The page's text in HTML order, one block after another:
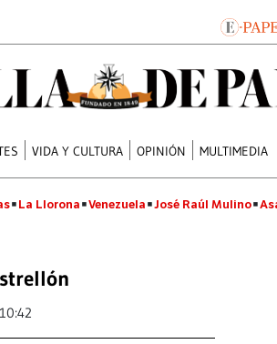
VIDA Y CULTURA OPINIÓN MULTIMEDIA
La Llorona Venezuela José Raúl Mulino